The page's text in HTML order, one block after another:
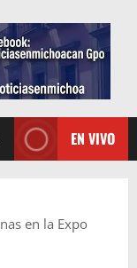
EN VIVO
en la Expo